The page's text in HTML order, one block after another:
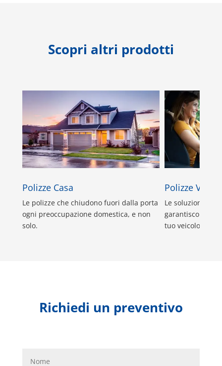
Scopri altri prodotti
Polizze Casa
Le polizze che chiudono fuori dalla porta
ogni preoccupazione domestica, e non
solo.
Polizze
Le soluzioni di
garantiscono la
tuo veicolo o
Richiedi un preventivo